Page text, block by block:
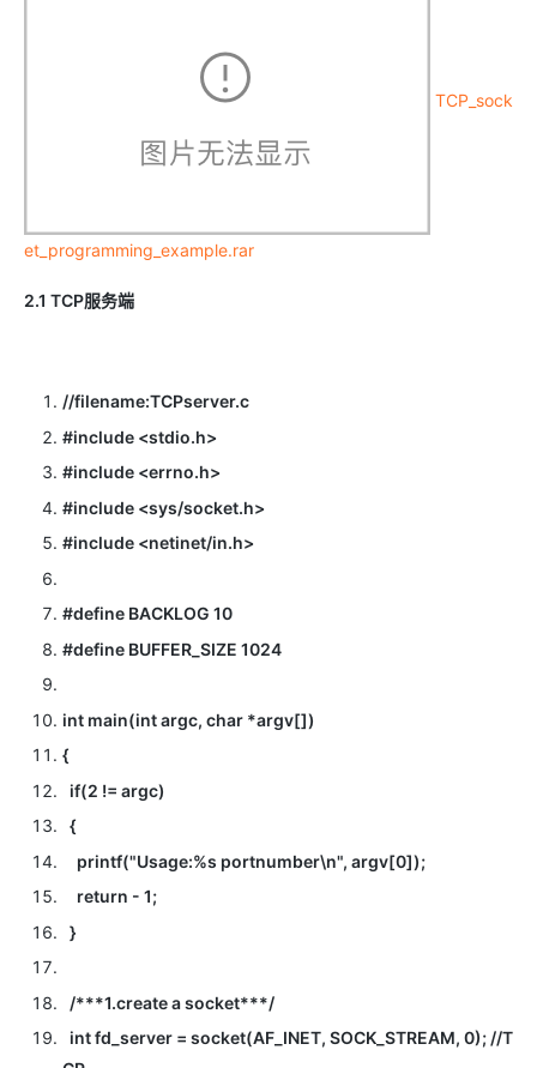
TCP_sock
et_programming_example.rar
2.1 TCP服务端
//filename:TCPserver.c
#include <stdio.h>
#include <errno.h>
#include <sys/socket.h>
#include <netinet/in.h>
#define BACKLOG 10
#define BUFFER_SIZE 1024
int main(int argc, char *argv[])
{
if(2 != argc)
{
printf("Usage:%s portnumber\n", argv[0]);
return - 1;
}
/***1.create a socket***/
int fd_server = socket(AF_INET, SOCK_STREAM, 0); //T